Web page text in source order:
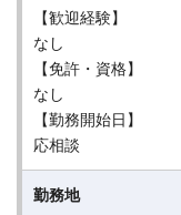
【歓迎経験】
なし
【免許・資格】
なし
【勤務開始日】
応相談
勤務地